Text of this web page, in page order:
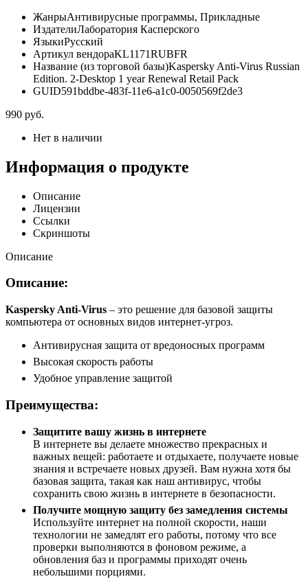
ЖанрыАнтивирусные программы, Прикладные
ИздателиЛаборатория Касперского
ЯзыкиРусский
Артикул вендораKL1171RUBFR
Название (из торговой базы)Kaspersky Anti-Virus Russian
Edition. 2-Desktop 1 year Renewal Retail Pack
GUID591bddbe-483f-11e6-a1c0-0050569f2de3
990 руб.
Нет в наличии
Информация о продукте
Описание
Лицензии
Ссылки
Скриншоты
Описание
Описание:
Kaspersky Anti-Virus – это решение для базовой защиты
компьютера от основных видов интернет-угроз.
Антивирусная защита от вредоносных программ
Высокая скорость работы
Удобное управление защитой
Преимущества:
Защитите вашу жизнь в интернете
В интернете вы делаете множество прекрасных и
важных вещей: работаете и отдыхаете, получаете новые
знания и встречаете новых друзей. Вам нужна хотя бы
базовая защита, такая как наш антивирус, чтобы
сохранить свою жизнь в интернете в безопасности.
Получите мощную защиту без замедления системы
Используйте интернет на полной скорости, наши
технологии не замедлят его работы, потому что все
проверки выполняются в фоновом режиме, а
обновления баз и программы приходят очень
небольшими порциями.